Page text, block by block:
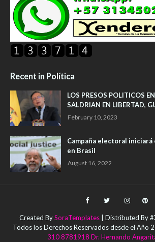
Recent in Política
LOS PRESOS POLITICOS
SALDRIAN EN LIBERTAD,
February 10, 2023
Campaña electoral
en Brasil
August 16, 2022
Created BySoraTemplates | Distributed By
Todos los Derechos Reservados desde el Año
310 8781918 Dr. Hernando